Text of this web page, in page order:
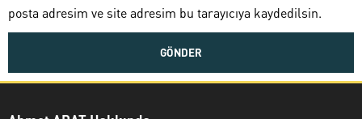
posta adresim ve site adresim bu tarayıcıya kaydedilsin.